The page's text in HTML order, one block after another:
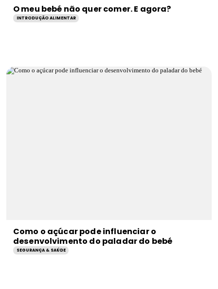
O meu bebé não quer comer. E agora?
INTRODUÇÃO ALIMENTAR
Como o açúcar pode influenciar o
desenvolvimento do paladar do bebé
SEGURANÇA & SAÚDE